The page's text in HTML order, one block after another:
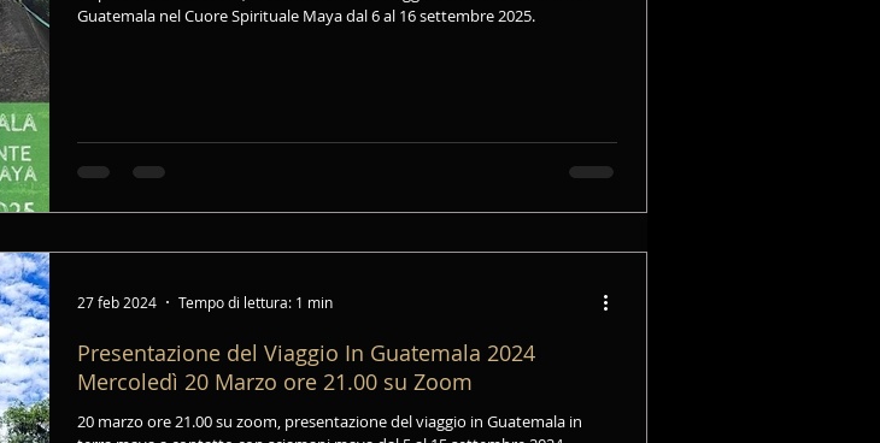
Guatemala nel Cuore Spirituale Maya dal 6 al 16 settembre 2025.
Presentazione del Viaggio In Guatemala 2024
Mercoledì 20 Marzo ore 21.00 su Zoom
20 marzo ore 21.00 su zoom, presentazione del viaggio in Guatemala in
27 feb 2024 Tempo di lettura: 1 min